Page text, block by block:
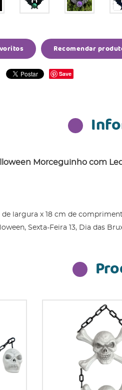
Recomendar
Save
Morceguinho com
de largura x 18 cm de
Sexta-Feira 13, Dia das